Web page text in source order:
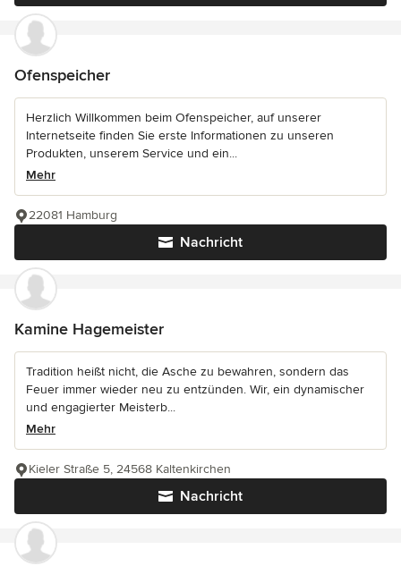
Ofenspeicher
Herzlich Willkommen beim Ofenspeicher, auf unserer
Internetseite finden Sie erste Informationen zu unseren
Produkten, unserem Service und ein...
Mehr
Nachricht
22081 Hamburg
Kamine Hagemeister
Tradition heißt nicht, die Asche zu bewahren, sondern das
Feuer immer wieder neu zu entzünden. Wir, ein dynamischer
und engagierter Meisterb...
Mehr
Nachricht
Kieler Straße 5, 24568 Kaltenkirchen